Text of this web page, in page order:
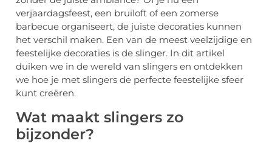
verjaardagsfeest, een bruiloft of een zomerse
barbecue organiseert, de juiste decoraties kunnen
het verschil maken. Een van de meest veelzijdige en
feestelijke decoraties is de slinger. In dit artikel
duiken we in de wereld van slingers en ontdekken
we hoe je met slingers de perfecte feestelijke sfeer
kunt creëren.
Wat maakt slingers zo
bijzonder?